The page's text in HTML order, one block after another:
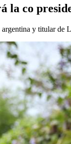
la co
y titular